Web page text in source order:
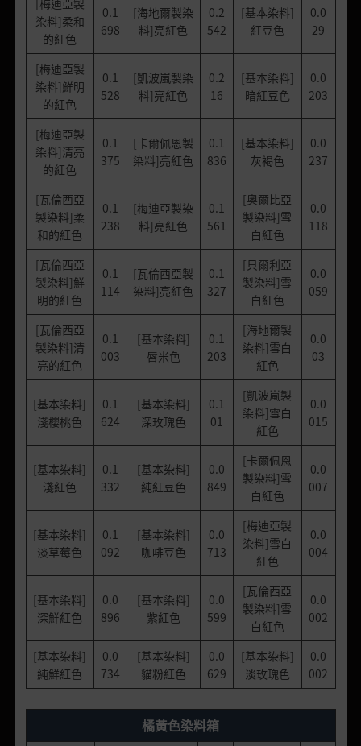
染料]柔和
的紅色
0.1
698
[海地爾製染
料]亮紅色
0.2
542
[基本染料]
紅豆色
0.0
29
[梅迪亞製
染料]鮮明
的紅色
0.1
528
[凱波嵐製染
料]亮紅色
0.2
16
[基本染料]
暗紅豆色
0.0
203
[梅迪亞製
染料]清亮
的紅色
0.1
375
[卡爾佩恩製
染料]亮紅色
0.1
836
[基本染料]
灰褐色
0.0
237
[瓦倫西亞
製染料]柔
和的紅色
0.1
238
[梅迪亞製染
料]亮紅色
0.1
561
[奧爾比亞
製染料]雪
白紅色
0.0
118
[瓦倫西亞
製染料]鮮
明的紅色
0.1
114
[瓦倫西亞製
染料]亮紅色
0.1
327
[貝爾利亞
製染料]雪
白紅色
0.0
059
[瓦倫西亞
製染料]清
亮的紅色
0.1
003
[基本染料]
唇米色
0.1
203
[海地爾製
染料]雪白
紅色
0.0
03
[基本染料]
淺櫻桃色
0.1
624
[基本染料]
深玫瑰色
0.1
01
[凱波嵐製
染料]雪白
紅色
0.0
015
[基本染料]
淺紅色
0.1
332
[基本染料]
純紅豆色
0.0
849
[卡爾佩恩
製染料]雪
白紅色
0.0
007
[基本染料]
淡草莓色
0.1
092
[基本染料]
咖啡豆色
0.0
713
[梅迪亞製
染料]雪白
紅色
0.0
004
[基本染料]
深鮮紅色
0.0
896
[基本染料]
紫紅色
0.0
599
[瓦倫西亞
製染料]雪
白紅色
0.0
002
[基本染料]
純鮮紅色
0.0
734
[基本染料]
貓粉紅色
0.0
629
[基本染料]
淡玫瑰色
0.0
002
橘黃色染料箱